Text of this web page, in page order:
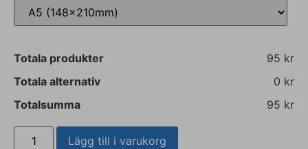
Totala produkter
95 kr
Totala alternativ
0 kr
Totalsumma
95 kr
Lägg till i varukorg